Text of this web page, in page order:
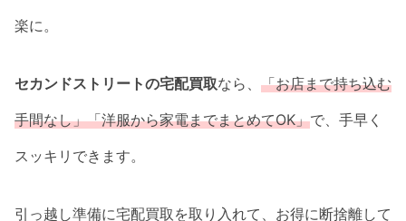
楽に。
セカンドストリートの宅配買取なら、 「お店まで持ち込む
手間なし」「洋服から家電までまとめてOK」で、手早く
スッキリできます。
引っ越し準備に宅配買取を取り入れて、お得に断捨離して